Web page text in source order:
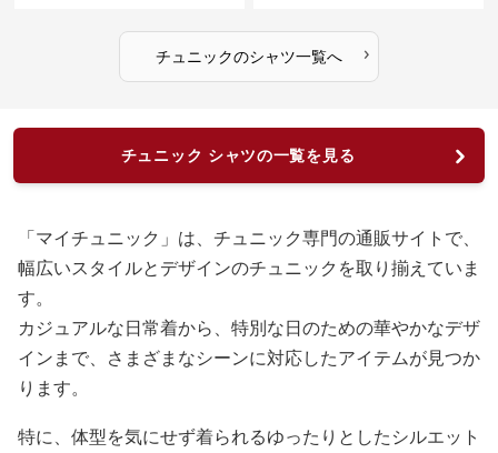
チュニックのシャツ一覧へ ›
チュニック シャツの一覧を見る
「マイチュニック」は、チュニック専門の通販サイトで、
幅広いスタイルとデザインのチュニックを取り揃えていま
す。
カジュアルな日常着から、特別な日のための華やかなデザ
インまで、さまざまなシーンに対応したアイテムが見つか
ります。
特に、体型を気にせず着られるゆったりとしたシルエット